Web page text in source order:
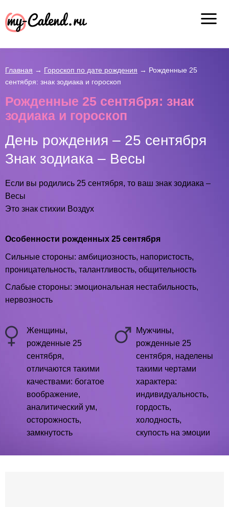
Главная → Гороскоп по дате рождения → Рожденные 25
сентября: знак зодиака и гороскоп
Рожденные 25 сентября: знак
зодиака и гороскоп
День рождения – 25 сентября
Знак зодиака – Весы
Если вы родились 25 сентября, то ваш знак зодиака –
Весы
Это знак стихии Воздух
Особенности рожденных 25 сентября
Сильные стороны: амбициозность, напористость,
проницательность, талантливость, общительность
Слабые стороны: эмоциональная нестабильность,
нервозность
Женщины,
рожденные 25
сентября,
отличаются такими
качествами: богатое
воображение,
аналитический ум,
осторожность,
замкнутость
Мужчины,
рожденные 25
сентября, наделены
такими чертами
характера:
индивидуальность,
гордость,
холодность,
скупость на эмоции